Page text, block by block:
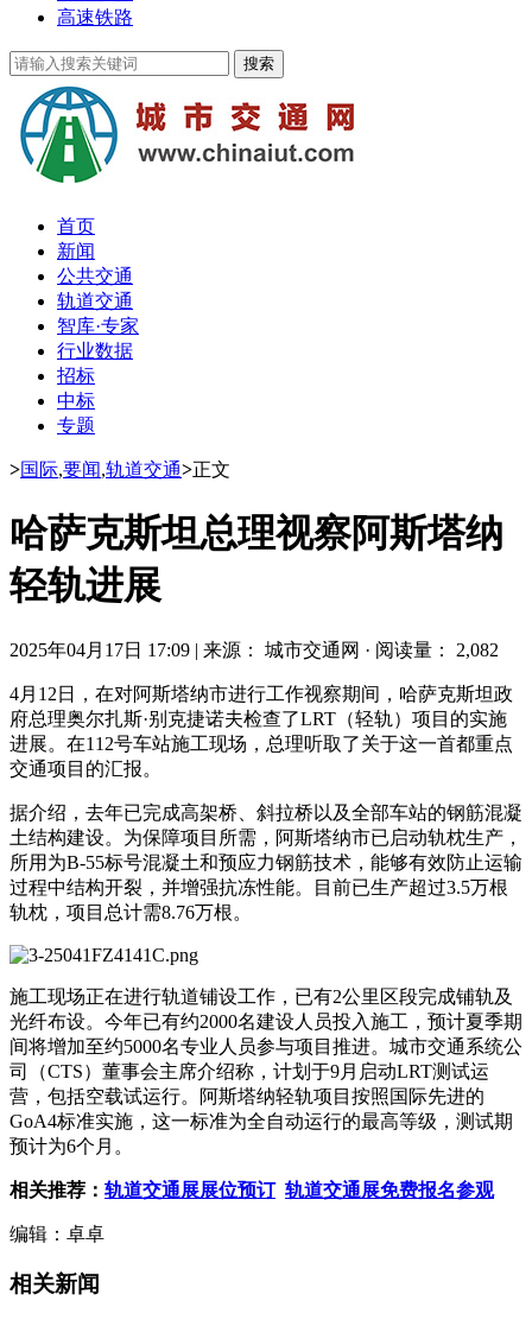
高速铁路
首页
新闻
公共交通
轨道交通
智库·专家
行业数据
招标
中标
专题
>国际,要闻,轨道交通>正文
哈萨克斯坦总理视察阿斯塔纳
轻轨进展
2025年04月17日 17:09 | 来源： 城市交通网 · 阅读量： 2,082
4月12日，在对阿斯塔纳市进行工作视察期间，哈萨克斯坦政
府总理奥尔扎斯·别克捷诺夫检查了LRT（轻轨）项目的实施
进展。在112号车站施工现场，总理听取了关于这一首都重点
交通项目的汇报。
据介绍，去年已完成高架桥、斜拉桥以及全部车站的钢筋混凝
土结构建设。为保障项目所需，阿斯塔纳市已启动轨枕生产，
所用为B-55标号混凝土和预应力钢筋技术，能够有效防止运输
过程中结构开裂，并增强抗冻性能。目前已生产超过3.5万根
轨枕，项目总计需8.76万根。
施工现场正在进行轨道铺设工作，已有2公里区段完成铺轨及
光纤布设。今年已有约2000名建设人员投入施工，预计夏季期
间将增加至约5000名专业人员参与项目推进。城市交通系统公
司（CTS）董事会主席介绍称，计划于9月启动LRT测试运
营，包括空载试运行。阿斯塔纳轻轨项目按照国际先进的
GoA4标准实施，这一标准为全自动运行的最高等级，测试期
预计为6个月。
相关推荐： 轨道交通展展位预订 轨道交通展免费报名参观
编辑：卓卓
相关新闻